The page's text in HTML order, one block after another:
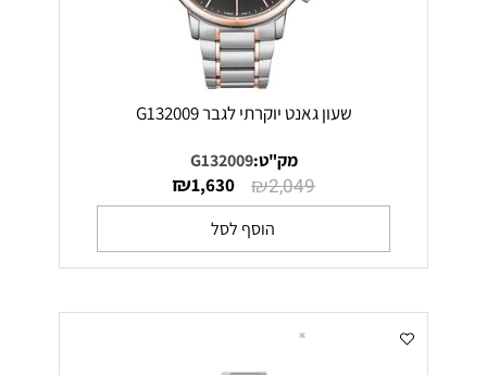
שעון גאנט יוקרתי לגבר G132009
מק"ט:G132009
₪2,049
₪1,630
הוסף לסל